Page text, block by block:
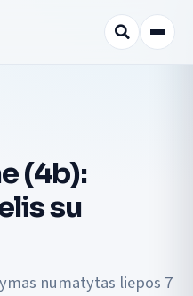
(4b):
su
numatytas liepos 7